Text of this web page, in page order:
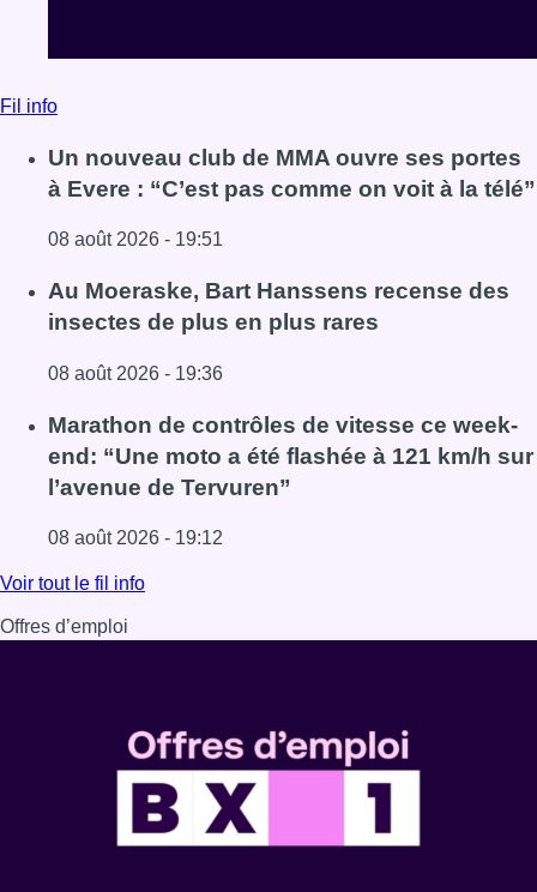
Fil info
Un nouveau club de MMA ouvre ses portes
à Evere : “C’est pas comme on voit à la télé”
08 août 2026 - 19:51
Lire l'article Un nouveau club de MMA ouvre ses portes à
Au Moeraske, Bart Hanssens recense des
insectes de plus en plus rares
08 août 2026 - 19:36
Lire l'article Au Moeraske, Bart Hanssens recense des
Marathon de contrôles de vitesse ce week-
end: “Une moto a été flashée à 121 km/h sur
l’avenue de Tervuren”
08 août 2026 - 19:12
Lire l'article Marathon de contrôles de vitesse ce week-
Voir tout le fil info
Offres d’emploi